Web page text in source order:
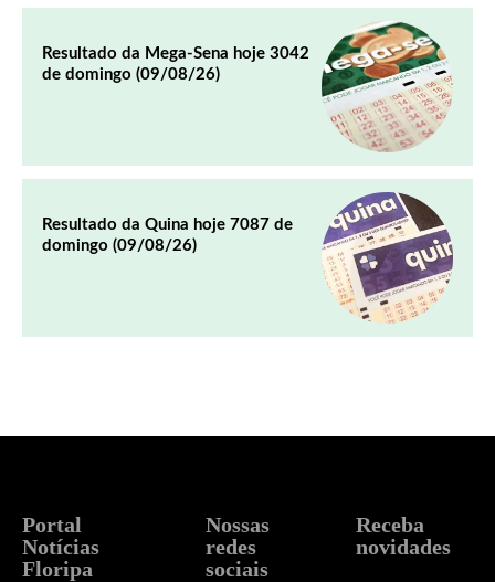
Resultado da Mega-Sena hoje 3042
de domingo (09/08/26)
Resultado da Quina hoje 7087 de
domingo (09/08/26)
Portal
Notícias
Floripa
Nossas
redes
sociais
Receba
novidades